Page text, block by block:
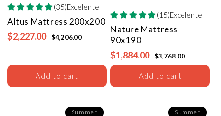
(35)Excelente
Altus Mattress 200x200
$2,227.00 $4,206.00
Add to cart
(15)Excelente
Nature Mattress
90x190
$1,884.00 $3,768.00
Add to cart
Summer Summer